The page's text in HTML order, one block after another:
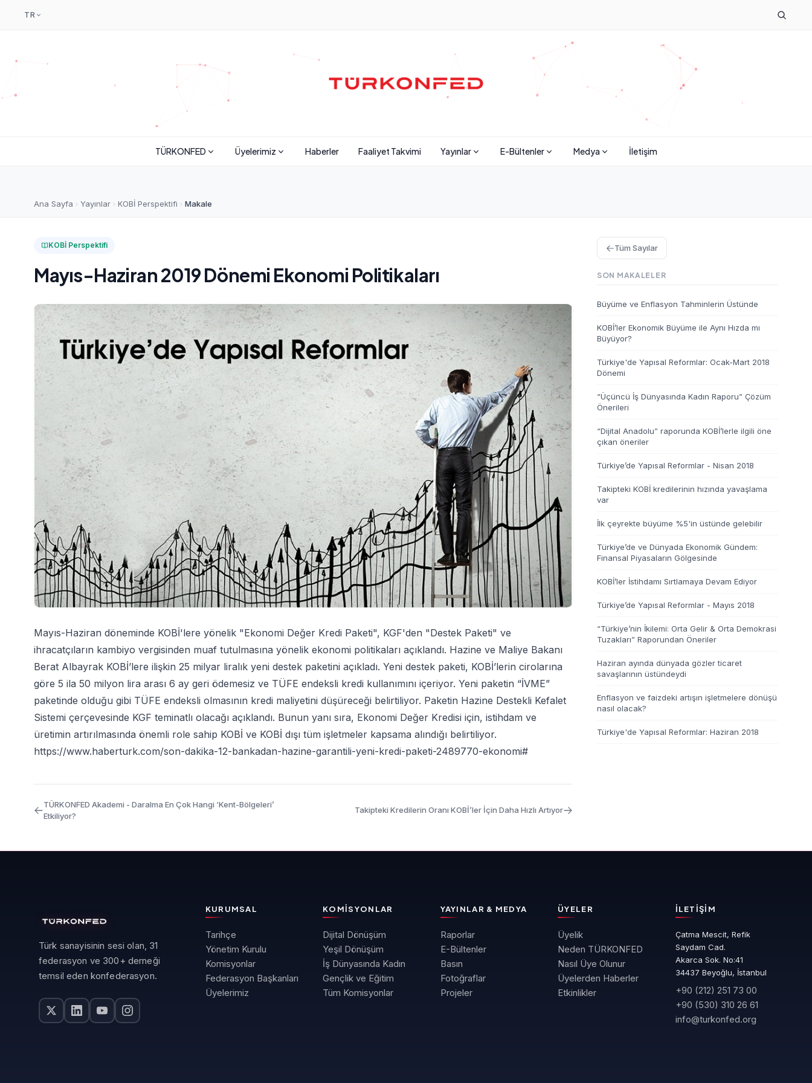
TR
TÜRKONFED Üyelerimiz Haberler Faaliyet Takvimi Yayınlar E-Bültenler Medya İletişim
Ana Sayfa Yayınlar KOBİ Perspektifi Makale
KOBİ Perspektifi
Mayıs-Haziran 2019 Dönemi Ekonomi Politikaları
Mayıs-Haziran döneminde KOBİ'lere yönelik "Ekonomi Değer Kredi Paketi", KGF'den "Destek Paketi" ve
ihracatçıların kambiyo vergisinden muaf tutulmasına yönelik ekonomi politikaları açıklandı. Hazine ve Maliye Bakanı
Berat Albayrak KOBİ’lere ilişkin 25 milyar liralık yeni destek paketini açıkladı. Yeni destek paketi, KOBİ’lerin cirolarına
göre 5 ila 50 milyon lira arası 6 ay geri ödemesiz ve TÜFE endeksli kredi kullanımını içeriyor. Yeni paketin “İVME”
paketinde olduğu gibi TÜFE endeksli olmasının kredi maliyetini düşüreceği belirtiliyor. Paketin Hazine Destekli Kefalet
Sistemi çerçevesinde KGF teminatlı olacağı açıklandı. Bunun yanı sıra, Ekonomi Değer Kredisi için, istihdam ve
üretimin artırılmasında önemli role sahip KOBİ ve KOBİ dışı tüm işletmeler kapsama alındığı belirtiliyor.
https://www.haberturk.com/son-dakika-12-bankadan-hazine-garantili-yeni-kredi-paketi-2489770-ekonomi#
TÜRKONFED Akademi - Daralma En Çok Hangi ‘Kent-Bölgeleri’
Etkiliyor?
Takipteki Kredilerin Oranı KOBİ’ler İçin Daha Hızlı Artıyor
Tüm Sayılar
SON MAKALELER
Büyüme ve Enflasyon Tahminlerin Üstünde
KOBİ’ler Ekonomik Büyüme ile Aynı Hızda mı
Büyüyor?
Türkiye'de Yapısal Reformlar: Ocak-Mart 2018
Dönemi
“Üçüncü İş Dünyasında Kadın Raporu” Çözüm
Önerileri
“Dijital Anadolu” raporunda KOBİ’lerle ilgili öne
çıkan öneriler
Türkiye’de Yapısal Reformlar - Nisan 2018
Takipteki KOBİ kredilerinin hızında yavaşlama
var
İlk çeyrekte büyüme %5'in üstünde gelebilir
Türkiye’de ve Dünyada Ekonomik Gündem:
Finansal Piyasaların Gölgesinde
KOBİ’ler İstihdamı Sırtlamaya Devam Ediyor
Türkiye’de Yapısal Reformlar - Mayıs 2018
“Türkiye’nin İkilemi: Orta Gelir & Orta Demokrasi
Tuzakları” Raporundan Öneriler
Haziran ayında dünyada gözler ticaret
savaşlarının üstündeydi
Enflasyon ve faizdeki artışın işletmelere dönüşü
nasıl olacak?
Türkiye'de Yapısal Reformlar: Haziran 2018
Türk sanayisinin sesi olan, 31
federasyon ve 300+ derneği
temsil eden konfederasyon.
KURUMSAL
Tarihçe
Yönetim Kurulu
Komisyonlar
Federasyon Başkanları
Üyelerimiz
KOMISYONLAR
Dijital Dönüşüm
Yeşil Dönüşüm
İş Dünyasında Kadın
Gençlik ve Eğitim
Tüm Komisyonlar
YAYINLAR & MEDYA
Raporlar
E-Bültenler
Basın
Fotoğraflar
Projeler
ÜYELER
Üyelik
Neden TÜRKONFED
Nasıl Üye Olunur
Üyelerden Haberler
Etkinlikler
İLETIŞIM
Çatma Mescit, Refik
Saydam Cad.
Akarca Sok. No:41
34437 Beyoğlu, İstanbul
+90 (212) 251 73 00
+90 (530) 310 26 61
info@turkonfed.org